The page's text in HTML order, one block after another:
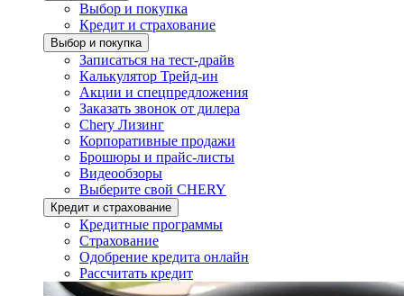
Выбор и покупка
Кредит и страхование
Выбор и покупка
Записаться на тест-драйв
Калькулятор Трейд-ин
Акции и спецпредложения
Заказать звонок от дилера
Chery Лизинг
Корпоративные продажи
Брошюры и прайс-листы
Видеообзоры
Выберите свой CHERY
Кредит и страхование
Кредитные программы
Страхование
Одобрение кредита онлайн
Рассчитать кредит